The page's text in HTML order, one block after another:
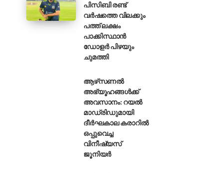
ഏഴാമത്തെ വനിതാ
പിസിബി രണ്ട്
വർഷത്തെ വിലക്കും
പത്ത് ലക്ഷം
പാക്കിസ്ഥാൻ
ഡോളർ പിഴയും
ചുമത്തി
ആഴ്‌സണൽ
അഭ്യൂഹങ്ങൾക്ക്
അവസാനം: റയൽ
മാഡ്രിഡുമായി
ദീർഘകാല കരാറിൽ
ഒപ്പുവെച്ച
വിനീഷ്യസ്
ജൂനിയർ